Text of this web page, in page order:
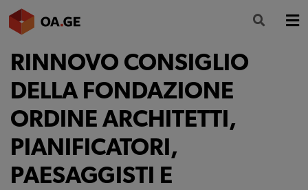
L’ORDINE
AMMINISTRAZIONE TRASPARENTE
ALBO
SEGRETERIA
SERVIZI
RINNOVO CONSIGLIO
DELLA FONDAZIONE
ORDINE ARCHITETTI,
PIANIFICATORI,
PAESAGGISTI E